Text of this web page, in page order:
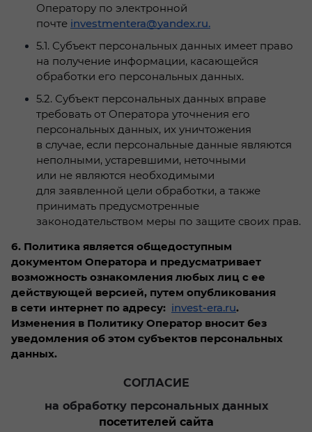
Оператору по электронной
почте investmentera@yandex.ru.
5.1. Субъект персональных данных имеет право
на получение информации, касающейся
обработки его персональных данных.
5.2. Субъект персональных данных вправе
требовать от Оператора уточнения его
персональных данных, их уничтожения
в случае, если персональные данные являются
неполными, устаревшими, неточными
или не являются необходимыми
для заявленной цели обработки, а также
принимать предусмотренные
законодательством меры по защите своих прав.
6. Политика является общедоступным
документом Оператора и предусматривает
возможность ознакомления любых лиц с ее
действующей версией, путем опубликования
в сети интернет по адресу: invest-era.ru.
Изменения в Политику Оператор вносит без
уведомления об этом субъектов персональных
данных.
СОГЛАСИЕ
на обработку персональных данных
посетителей сайта